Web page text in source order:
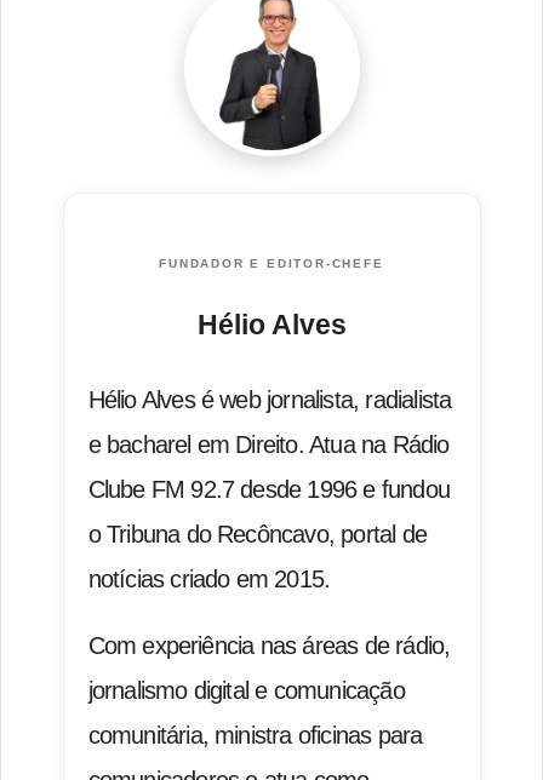
FUNDADOR E EDITOR-CHEFE
Hélio Alves
Hélio Alves é web jornalista, radialista
e bacharel em Direito. Atua na Rádio
Clube FM 92.7 desde 1996 e fundou
o Tribuna do Recôncavo, portal de
notícias criado em 2015.
Com experiência nas áreas de rádio,
jornalismo digital e comunicação
comunitária, ministra oficinas para